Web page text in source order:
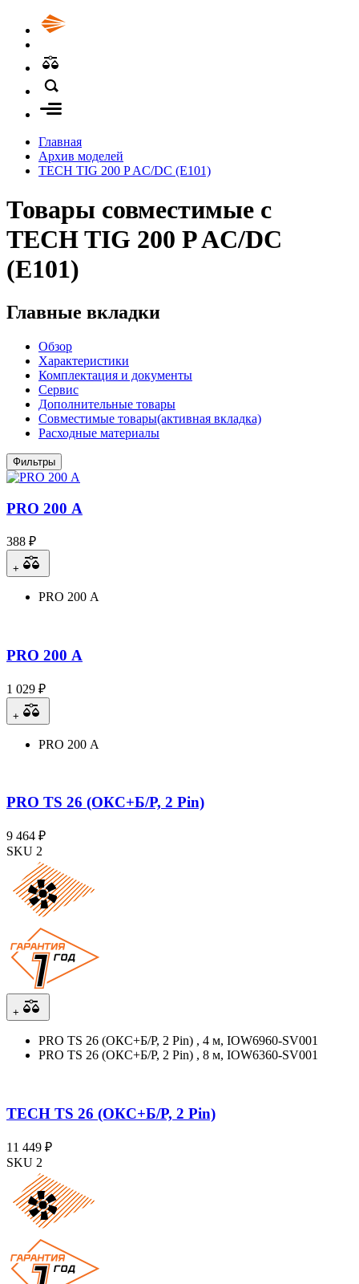
Главная
Архив моделей
TECH TIG 200 P AC/DC (E101)
Товары совместимые с
TECH TIG 200 P AC/DC
(E101)
Главные вкладки
Обзор
Характеристики
Комплектация и документы
Сервис
Дополнительные товары
Совместимые товары(активная вкладка)
Расходные материалы
Фильтры
PRO 200 А
388 ₽
+
PRO 200 А
PRO 200 А
1 029 ₽
+
PRO 200 А
PRO TS 26 (ОКС+Б/Р, 2 Pin)
9 464 ₽
SKU 2
+
PRO TS 26 (ОКС+Б/Р, 2 Pin) , 4 м, IOW6960-SV001
PRO TS 26 (ОКС+Б/Р, 2 Pin) , 8 м, IOW6360-SV001
TECH TS 26 (ОКС+Б/Р, 2 Pin)
11 449 ₽
SKU 2